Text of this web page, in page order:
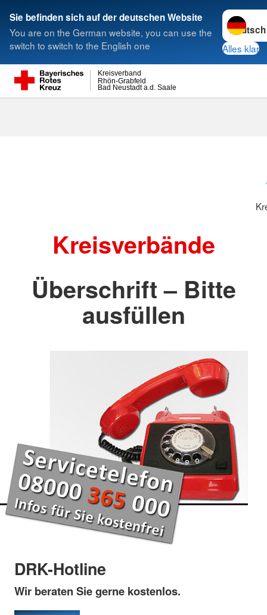
Sie befinden sich auf der deutschen Website
You are on the German website, you can use the
switch to switch to the English one
Sprache
Alles klar
Bad Neustadt a.d. Saale
Rhön-Grabfeld
Kreisverband
Suche
Kreisverbände
Überschrift – Bitte
ausfüllen
DRK-Hotline
Wir beraten Sie gerne kostenlos.